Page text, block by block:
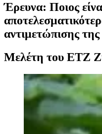
Έρευνα: Ποιος
αντιμετώπισης
Μελέτη του ETZ